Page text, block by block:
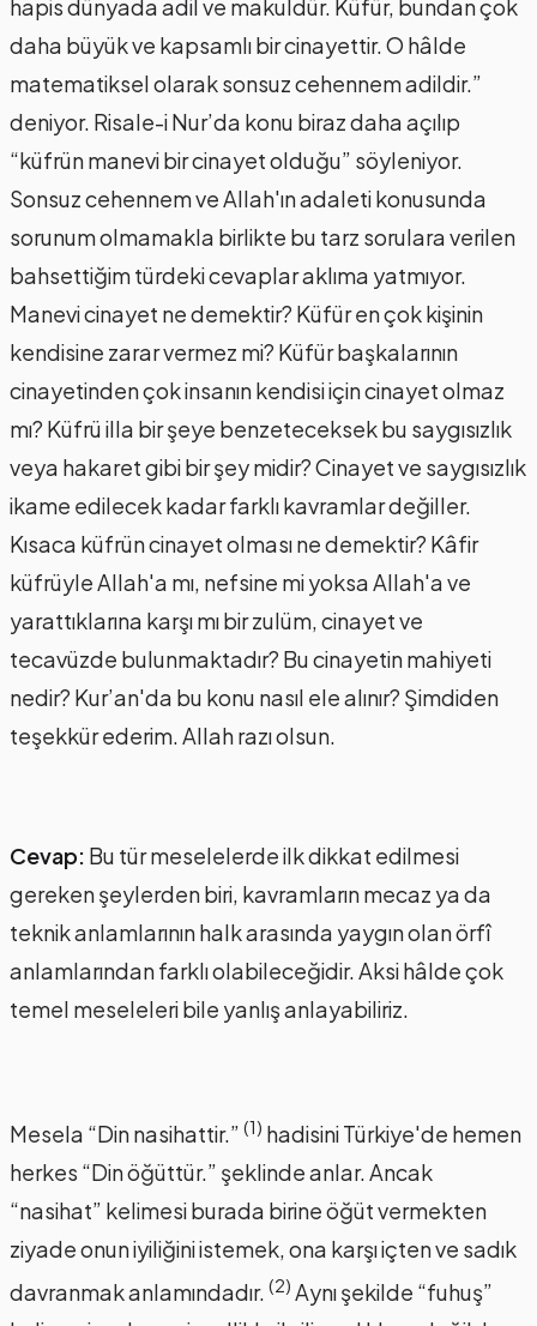
hapis dünyada adil ve makuldür. Küfür, bundan çok
daha büyük ve kapsamlı bir cinayettir. O hâlde
matematiksel olarak sonsuz cehennem adildir.”
deniyor. Risale-i Nur’da konu biraz daha açılıp
“küfrün manevi bir cinayet olduğu” söyleniyor.
Sonsuz cehennem ve Allah'ın adaleti konusunda
sorunum olmamakla birlikte bu tarz sorulara verilen
bahsettiğim türdeki cevaplar aklıma yatmıyor.
Manevi cinayet ne demektir? Küfür en çok kişinin
kendisine zarar vermez mi? Küfür başkalarının
cinayetinden çok insanın kendisi için cinayet olmaz
mı? Küfrü illa bir şeye benzeteceksek bu saygısızlık
veya hakaret gibi bir şey midir? Cinayet ve saygısızlık
ikame edilecek kadar farklı kavramlar değiller.
Kısaca küfrün cinayet olması ne demektir? Kâfir
küfrüyle Allah'a mı, nefsine mi yoksa Allah'a ve
yarattıklarına karşı mı bir zulüm, cinayet ve
tecavüzde bulunmaktadır? Bu cinayetin mahiyeti
nedir? Kur’an'da bu konu nasıl ele alınır? Şimdiden
teşekkür ederim. Allah razı olsun.
Cevap: Bu tür meselelerde ilk dikkat edilmesi
gereken şeylerden biri, kavramların mecaz ya da
teknik anlamlarının halk arasında yaygın olan örfî
anlamlarından farklı olabileceğidir. Aksi hâlde çok
temel meseleleri bile yanlış anlayabiliriz.
Mesela “Din nasihattir.” (1) hadisini Türkiye'de hemen
herkes “Din öğüttür.” şeklinde anlar. Ancak
“nasihat” kelimesi burada birine öğüt vermekten
ziyade onun iyiliğini istemek, ona karşı içten ve sadık
davranmak anlamındadır. (2) Aynı şekilde “fuhuş”